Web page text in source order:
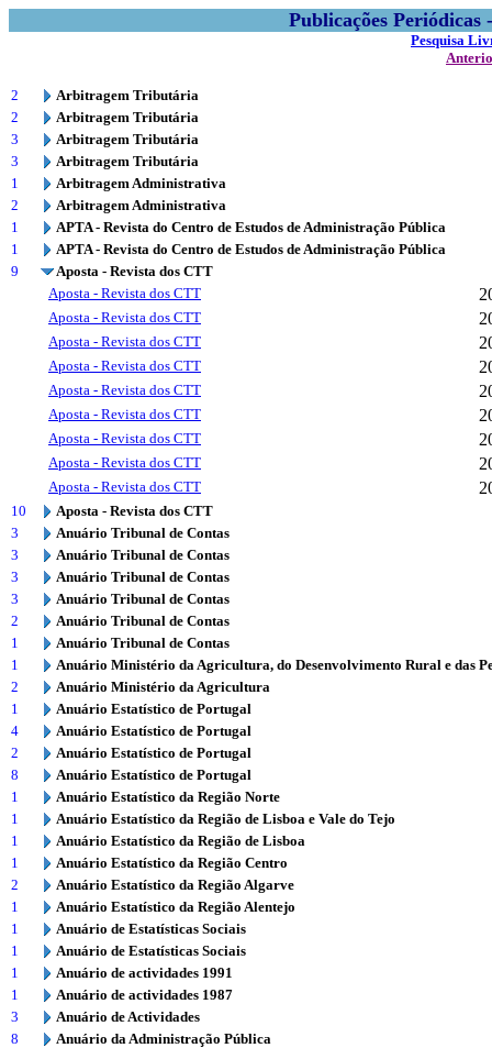
Publicações
Pesquisa
2
Arbitragem Tributária
2
Arbitragem Tributária
3
Arbitragem Tributária
3
Arbitragem Tributária
1
Arbitragem Administrativa
2
Arbitragem Administrativa
1
APTA - Revista do Centro de Estudos de Administração Pública
1
APTA - Revista do Centro de Estudos de Administração Pública
9
Aposta - Revista dos CTT
Aposta - Revista dos CTT
Aposta - Revista dos CTT
Aposta - Revista dos CTT
Aposta - Revista dos CTT
Aposta - Revista dos CTT
Aposta - Revista dos CTT
Aposta - Revista dos CTT
Aposta - Revista dos CTT
Aposta - Revista dos CTT
10
Aposta - Revista dos CTT
3
Anuário Tribunal de Contas
3
Anuário Tribunal de Contas
3
Anuário Tribunal de Contas
3
Anuário Tribunal de Contas
2
Anuário Tribunal de Contas
1
Anuário Tribunal de Contas
1
Anuário Ministério da Agricultura, do Desenvolvimento Rural e das
2
Anuário Ministério da Agricultura
1
Anuário Estatístico de Portugal
4
Anuário Estatístico de Portugal
2
Anuário Estatístico de Portugal
8
Anuário Estatístico de Portugal
1
Anuário Estatístico da Região Norte
1
Anuário Estatístico da Região de Lisboa e Vale do Tejo
1
Anuário Estatístico da Região de Lisboa
1
Anuário Estatístico da Região Centro
2
Anuário Estatístico da Região Algarve
1
Anuário Estatístico da Região Alentejo
1
Anuário de Estatísticas Sociais
1
Anuário de Estatísticas Sociais
1
Anuário de actividades 1991
1
Anuário de actividades 1987
3
Anuário de Actividades
8
Anuário da Administração Pública